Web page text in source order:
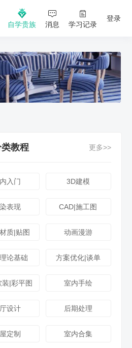
自学贵族 消息 学习记录
登录
教程 更多>>
入门 3D建模
表现 CAD|施工图
质|贴图 动画漫游
论基础 方案优化|谈单
装|彩平图 室内手绘
设计 后期处理
定制 室内合集